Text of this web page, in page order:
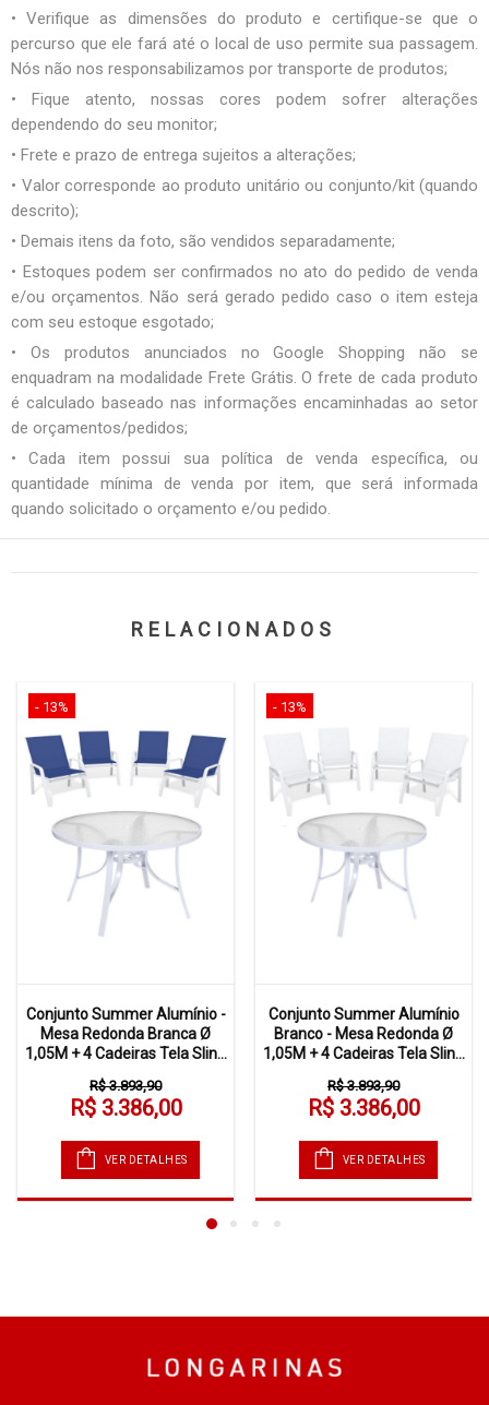
• Verifique as dimensões do produto e certifique-se que o
percurso que ele fará até o local de uso permite sua passagem.
Nós não nos responsabilizamos por transporte de produtos;
• Fique atento, nossas cores podem sofrer alterações
dependendo do seu monitor;
• Frete e prazo de entrega sujeitos a alterações;
• Valor corresponde ao produto unitário ou conjunto/kit (quando
descrito);
• Demais itens da foto, são vendidos separadamente;
• Estoques podem ser confirmados no ato do pedido de venda
e/ou orçamentos. Não será gerado pedido caso o item esteja
com seu estoque esgotado;
• Os produtos anunciados no Google Shopping não se
enquadram na modalidade Frete Grátis. O frete de cada produto
é calculado baseado nas informações encaminhadas ao setor
de orçamentos/pedidos;
• Cada item possui sua política de venda específica, ou
quantidade mínima de venda por item, que será informada
quando solicitado o orçamento e/ou pedido.
RELACIONADOS
- 13%
Conjunto Summer Alumínio -
Mesa Redonda Branca Ø
1,05M + 4 Cadeiras Tela Slin...
R$ 3.893,90
R$ 3.386,00
VER DETALHES
- 13%
Conjunto Summer Alumínio
Branco - Mesa Redonda Ø
1,05M + 4 Cadeiras Tela Slin...
R$ 3.893,90
R$ 3.386,00
VER DETALHES